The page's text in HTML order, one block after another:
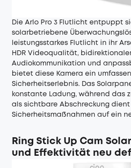
Die Arlo Pro 3 Flutlicht entpuppt
solarbetriebene
leistungsstarkes Flutlicht in ihr
HDR Videoqualität,
Audiokommunikation und
bietet diese Kamera ein
Sicherheitserlebnis. Das
konstante Ladung, während das
als sichtbare Abschreckung
Sicherheitsmaßnahmen auf ein
Ring Stick Up Cam
und Effektivität neu